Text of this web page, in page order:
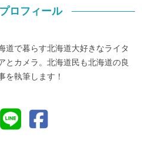
プロフィール
道で暮らす北海道大好きなライタ
とカメラ。北海道民も北海道の良
を執筆します！